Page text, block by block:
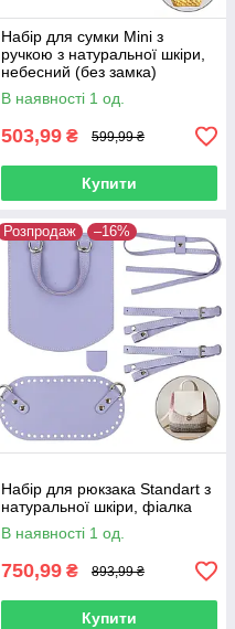
Набір для сумки Mini з
ручкою з натуральної шкіри,
небесний (без замка)
В наявності 1 од.
503,99 ₴ 599,99 ₴
Купити
Розпродаж –16%
Набір для рюкзака Standart з
натуральної шкіри, фіалка
В наявності 1 од.
750,99 ₴ 893,99 ₴
Купити